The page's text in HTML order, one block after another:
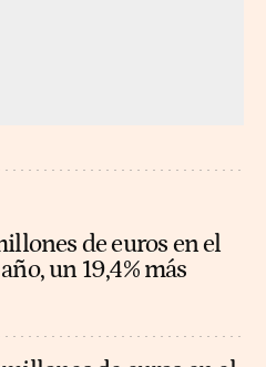
de euros en el
un 19,4% más